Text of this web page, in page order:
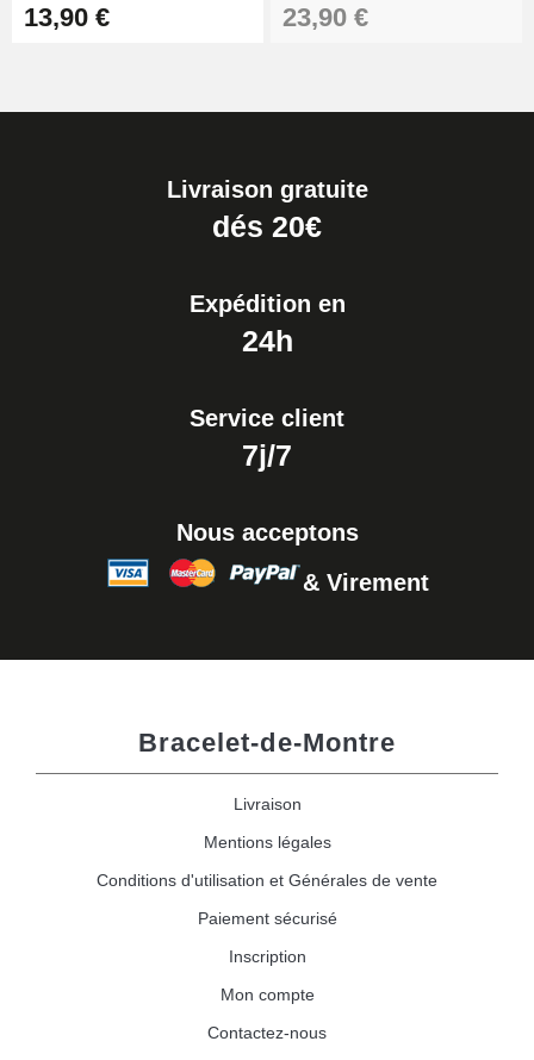
13,90 € 23,90 €
Livraison gratuite
dés 20€
Expédition en
24h
Service client
7j/7
Nous acceptons
& Virement
Bracelet-de-Montre
Livraison
Mentions légales
Conditions d'utilisation et Générales de vente
Paiement sécurisé
Inscription
Mon compte
Contactez-nous